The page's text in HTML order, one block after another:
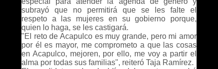
subrayó que no permitirá que se les falte el
respeto a las mujeres en su gobierno porque,
quien lo haga, se les castigará.
"El reto de Acapulco es muy grande, pero mi amor
por él es mayor, me comprometo a que las cosas
en Acapulco, mejoren, por ello, me voy a partir el
alma por todas sus familias", reiteró Taja Ramírez.